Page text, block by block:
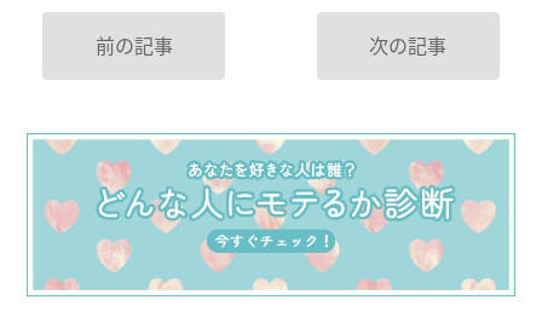
前の記事 次の記事